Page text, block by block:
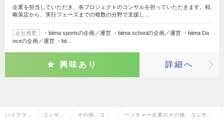
企業を担当していただき、各プロジェクトのコンサルを担っていただきます。戦
略策定から、実行フェーズまでの複数の分野で支援し…
会社概要
・biima sportsの企画／運営 ・biima schoolの企画／運営 ・biima Da
nceの企画／運営 ・bii…
興味あり 詳細へ
ハイクラス コンサル その他、コン ベンチャー企業のその他、コンサル